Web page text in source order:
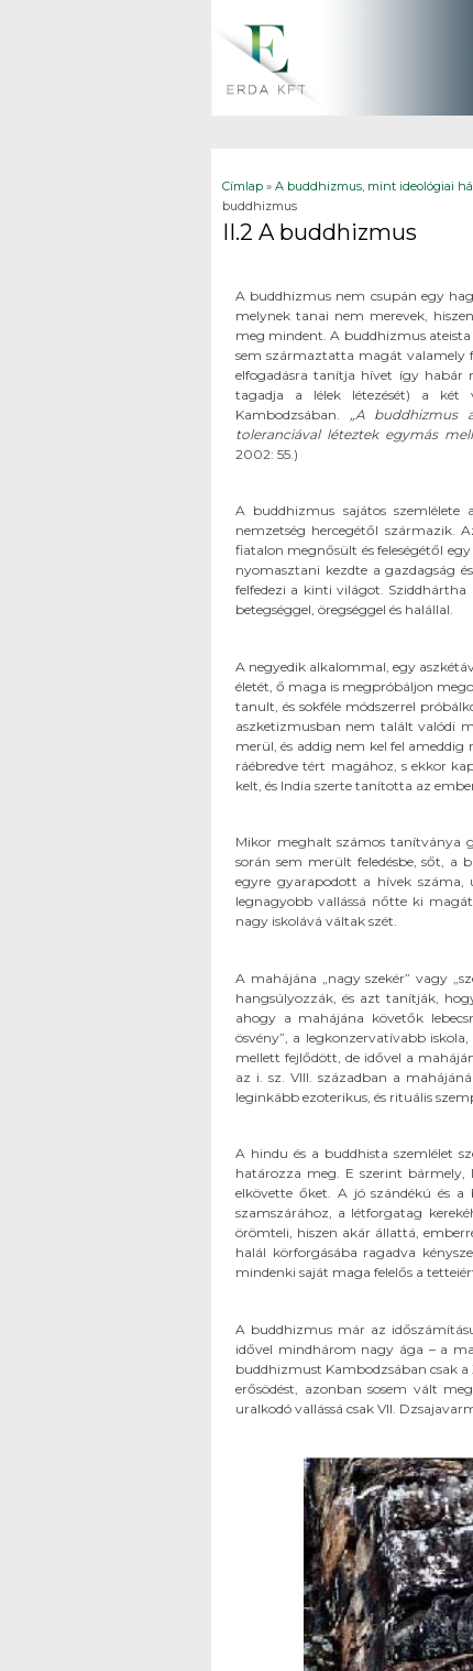
Jelenlegi hely
Címlap » A buddhizmus, mint ideológiai
buddhizmus
II.2 A buddhizmus
A buddhizmus nem csupán egy
melynek tanai nem merevek,
meg mindent. A buddhizmus
sem származtatta magát valamely
elfogadásra tanítja hívet így habár
tagadja a lélek létezését) a két
Kambodzsában. „A buddhizmus
toleranciával léteztek egymás
2002: 55.)
A buddhizmus sajátos
nemzetség hercegétől származik.
fiatalon megnősült és feleségétől
nyomasztani kezdte a gazdagság
felfedezi a kinti világot.
betegséggel, öregséggel és halállal.
A negyedik alkalommal, egy
életét, ő maga is megpróbáljon
tanult, és sokféle módszerrel
aszketizmusban nem talált valódi
merül, és addig nem kel fel
ráébredve tért magához, s ekkor
kelt, és India szerte tanította az
Mikor meghalt számos tanítványa
során sem merült feledésbe, sőt, a
egyre gyarapodott a hívek száma,
legnagyobb vallássá nőtte ki
nagy iskolává váltak szét.
A mahájána „nagy szekér” vagy
hangsúlyozzák, és azt tanítják,
ahogy a mahájána követők
ösvény”, a legkonzervatívabb
mellett fejlődött, de idővel a
az i. sz. VIII. században a
leginkább ezoterikus, és rituális
A hindu és a buddhista szemlélet
határozza meg. E szerint bármely,
elkövette őket. A jó szándékú és
szamszárához, a létforgatag
örömteli, hiszen akár állattá,
halál körforgásába ragadva
mindenki saját maga felelős a
A buddhizmus már az
idővel mindhárom nagy ága – a
buddhizmust Kambodzsában csak
erősödést, azonban sosem vált
uralkodó vallássá csak VII.